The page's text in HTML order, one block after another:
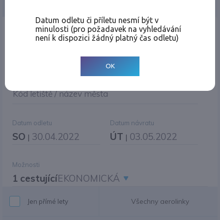
Místo odletu
Kód letiště / název města
Datum odletu
SO | 30.04.2022
Datum návratu
ÚT | 03.05.2022
Možnosti
1 cestujícíEKONOMICKÁ
Jen přímé lety Všechny aerolinky
Datum odletu či příletu nesmí být v
minulosti (pro požadavek na vyhledávání
není k dispozici žádný platný čas odletu)
OK